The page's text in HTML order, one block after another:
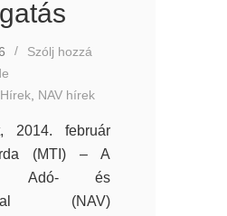
Szólj hozzá
Hírek NAV hírek
2014. február
(MTI) – A
Adó- és
(NAV)